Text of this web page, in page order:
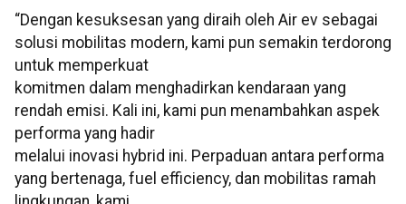
“Dengan kesuksesan yang diraih oleh Air ev sebagai
solusi mobilitas modern, kami pun semakin terdorong
untuk memperkuat
komitmen dalam menghadirkan kendaraan yang
rendah emisi. Kali ini, kami pun menambahkan aspek
performa yang hadir
melalui inovasi hybrid ini. Perpaduan antara performa
yang bertenaga, fuel efficiency, dan mobilitas ramah